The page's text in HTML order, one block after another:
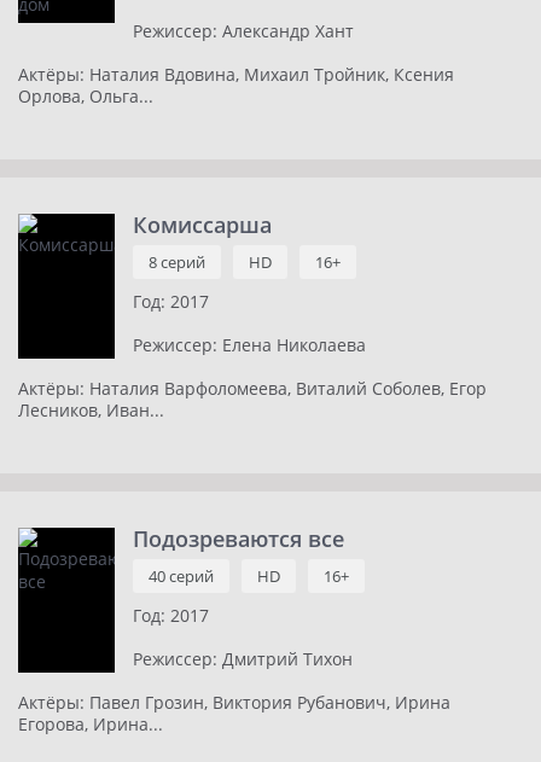
Режиссер: Александр Хант
Актёры: Наталия Вдовина, Михаил Тройник, Ксения
Орлова, Ольга...
Комиссарша
8 серий HD 16+
Год: 2017
Режиссер: Елена Николаева
Актёры: Наталия Варфоломеева, Виталий Соболев, Егор
Лесников, Иван...
Подозреваются все
40 серий HD 16+
Год: 2017
Режиссер: Дмитрий Тихон
Актёры: Павел Грозин, Виктория Рубанович, Ирина
Егорова, Ирина...